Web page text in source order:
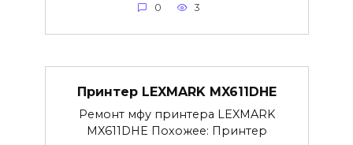
0 3
Принтер LEXMARK MX611DHE
Ремонт мфу принтера LEXMARK
MX611DHE Похожее: Принтер